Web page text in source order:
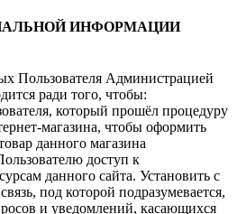
ИНФОРМАЦИИ
Пользователя Администрацией
ради того, чтобы:
который прошёл процедуру
магазина, чтобы оформить
данного магазина
доступ к
данного сайта. Установить с
под которой подразумевается,
и уведомлений, касающихся